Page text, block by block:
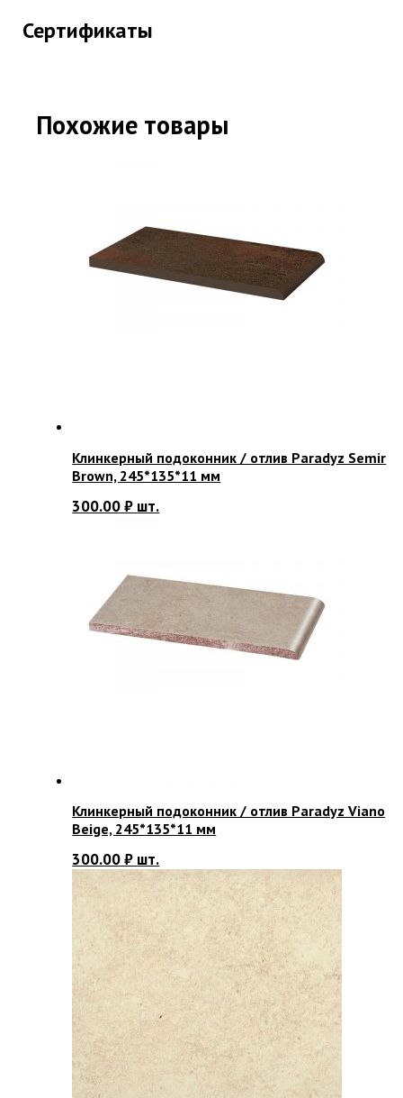
Сертификаты
Похожие товары
Клинкерный подоконник / отлив Paradyz Semir
Brown, 245*135*11 мм
300.00₽ шт.
Клинкерный подоконник / отлив Paradyz Viano
Beige, 245*135*11 мм
300.00₽ шт.